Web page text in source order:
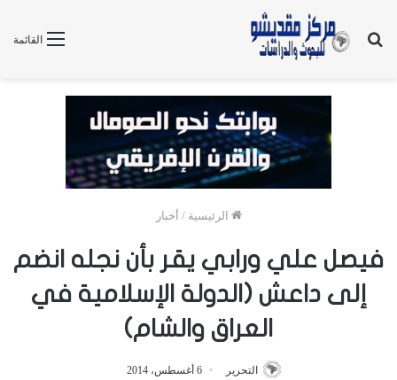
القائمة
بحث
الرئيسية / أخبار
فيصل علي ورابي يقر بأن نجله انضم
إلى داعش (الدولة الإسلامية في
العراق والشام)
التحرير 6 أغسطس، 2014